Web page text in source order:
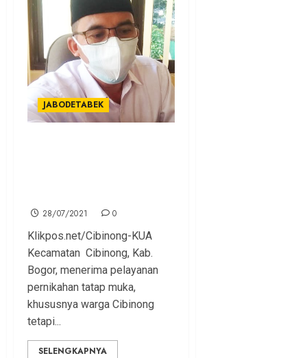
JABODETABEK
28/07/2021 0
Klikpos.net/Cibinong-KUA
Kecamatan Cibinong, Kab.
Bogor, menerima pelayanan
pernikahan tatap muka,
khususnya warga Cibinong
tetapi...
SELENGKAPNYA